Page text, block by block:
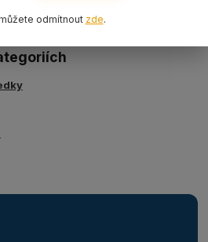
odmítnout zde.